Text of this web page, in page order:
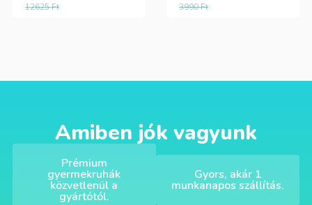
12625Ft 3990Ft
Amiben jók vagyunk
Prémium
gyermekruhák
közvetlenül a
gyártótól.
Gyors, akár 1
munkanapos szállítás.